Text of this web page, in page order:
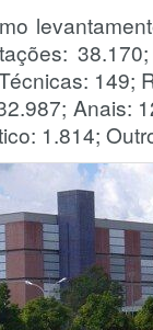
149;
Anais:
1.814;